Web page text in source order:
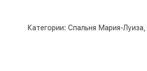
Категории: Спальня Мария-Луиза